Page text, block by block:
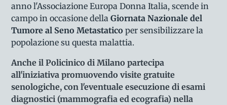
anno l'Associazione Europa Donna Italia, scende in
campo in occasione dellaGiornata Nazionale del
Tumore al Seno Metastatico per sensibilizzare la
popolazione su questa malattia.
Anche il Policinico di Milano partecipa
all'iniziativa promuovendo visite gratuite
senologiche, con l'eventuale esecuzione di esami
diagnostici (mammografia ed ecografia) nella